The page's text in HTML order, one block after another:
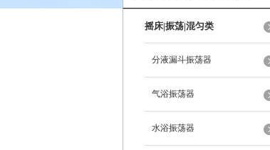
摇床|振荡|混匀类
分液漏斗振荡器
气浴振荡器
水浴振荡器